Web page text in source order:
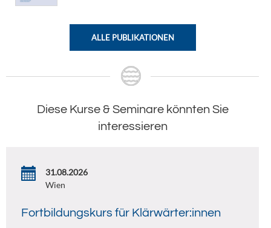
ALLE PUBLIKATIONEN
Diese Kurse & Seminare könnten Sie
interessieren
31.08.2026
Wien
Fortbildungskurs für Klärwärter:innen